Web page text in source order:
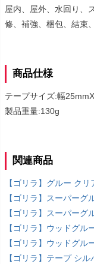
屋内、屋外、水回り、
修、補強、梱包、結束
商品仕様
テープサイズ:幅
製品重量:130g
関連商品
【ゴリラ】グルー ク
【ゴリラ】スーパーグ
【ゴリラ】スーパー
【ゴリラ】ウッドグ
【ゴリラ】ウッドグ
【ゴリラ】テープ シ